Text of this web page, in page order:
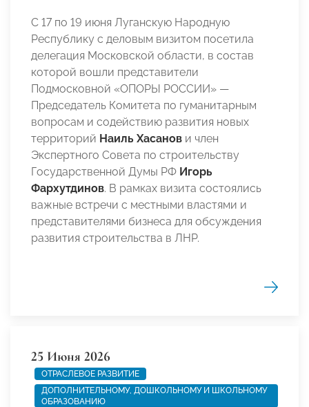
С 17 по 19 июня Луганскую Народную
Республику с деловым визитом посетила
делегация Московской области, в состав
которой вошли представители
Подмосковной «ОПОРЫ РОССИИ» —
Председатель Комитета по гуманитарным
вопросам и содействию развития новых
территорий Наиль Хасанов и член
Экспертного Совета по строительству
Государственной Думы РФ Игорь
Фархутдинов. В рамках визита состоялись
важные встречи с местными властями и
представителями бизнеса для обсуждения
развития строительства в ЛНР.
25 Июня 2026
ОТРАСЛЕВОЕ РАЗВИТИЕ
ДОПОЛНИТЕЛЬНОМУ, ДОШКОЛЬНОМУ И ШКОЛЬНОМУ
ОБРАЗОВАНИЮ